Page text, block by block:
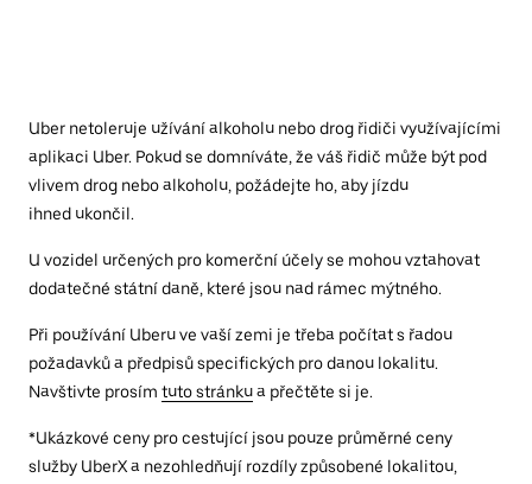
Uber netoleruje užívání alkoholu nebo drog řidiči využívajícími
aplikaci Uber. Pokud se domníváte, že váš řidič může být pod
vlivem drog nebo alkoholu, požádejte ho, aby jízdu
ihned ukončil.
U vozidel určených pro komerční účely se mohou vztahovat
dodatečné státní daně, které jsou nad rámec mýtného.
Při používání Uberu ve vaší zemi je třeba počítat s řadou
požadavků a předpisů specifických pro danou lokalitu.
Navštivte prosím tuto stránkua přečtěte si je.
*Ukázkové ceny pro cestující jsou pouze průměrné ceny
služby UberX a nezohledňují rozdíly způsobené lokalitou,